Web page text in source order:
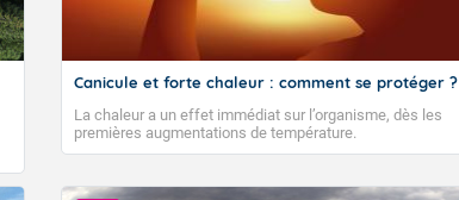
Canicule et forte chaleur : comment se protéger ?
La chaleur a un effet immédiat sur l’organisme, dès les
premières augmentations de température.